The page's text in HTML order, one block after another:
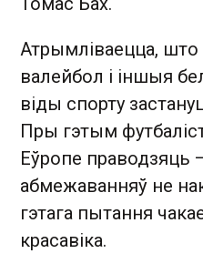
Атрымліваецца, што
валейбол і іншыя
віды спорту
Пры гэтым
Еўропе праводзяць
абмежаванняў не
гэтага пытання
красавіка.